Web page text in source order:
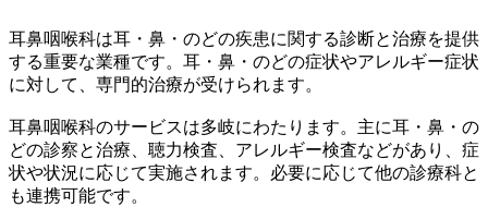
耳鼻咽喉科は耳・鼻・のどの疾患に関する診断と治療を提供
する重要な業種です。耳・鼻・のどの症状やアレルギー症状
に対して、専門的治療が受けられます。
耳鼻咽喉科のサービスは多岐にわたります。主に耳・鼻・の
どの診察と治療、聴力検査、アレルギー検査などがあり、症
状や状況に応じて実施されます。必要に応じて他の診療科と
も連携可能です。